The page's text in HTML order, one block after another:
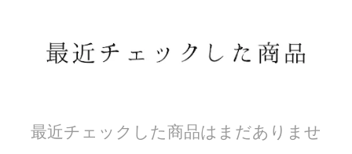
最近チェックした商品はまだありませ